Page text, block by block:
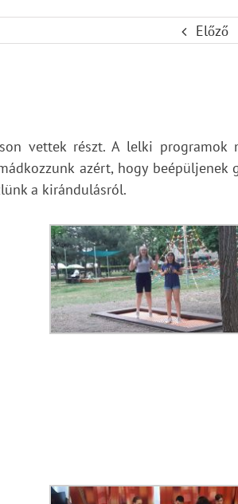
Előző
vettek részt. A lelki programok
azért, hogy beépüljenek
a kirándulásról.